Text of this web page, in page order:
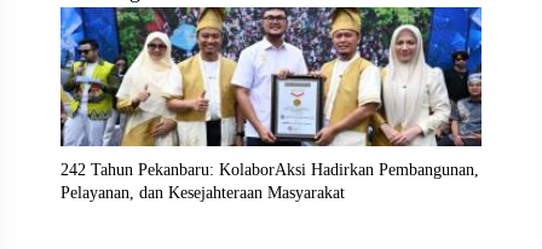
242 Tahun Pekanbaru: KolaborAksi Hadirkan Pembangunan,
Pelayanan, dan Kesejahteraan Masyarakat